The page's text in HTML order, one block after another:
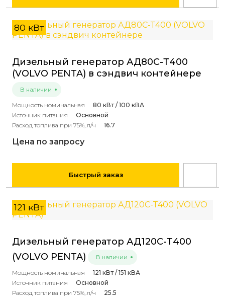
80 кВт
Дизельный генератор АД80С-Т400
(VOLVO PENTA) в сэндвич контейнере
В наличии
Мощность номинальная
80 кВт / 100 кВА
Источник питания
Основной
Расход топлива при 75%, л/ч
16.7
Цена по запросу
Быстрый заказ
121 кВт
Дизельный генератор АД120С-Т400
(VOLVO PENTA)
В наличии
Мощность номинальная
121 кВт / 151 кВА
Источник питания
Основной
Расход топлива при 75%, л/ч
25.5